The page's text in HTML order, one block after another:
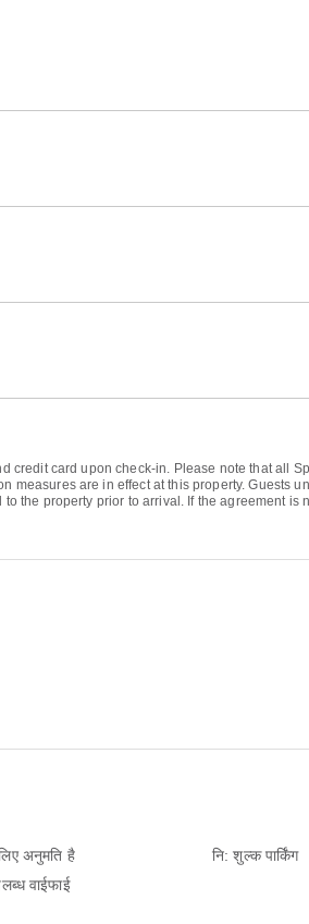
credit card upon check-in. Please note that all
are in effect at this property. Guests
the property prior to arrival. If the agreement is
अनुमति है
नि: शुल्क पार्किंग
वाईफाई